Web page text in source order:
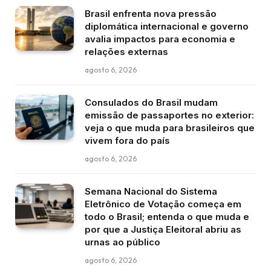
Brasil enfrenta nova pressão
diplomática internacional e governo
avalia impactos para economia e
relações externas
agosto 6, 2026
Consulados do Brasil mudam
emissão de passaportes no exterior:
veja o que muda para brasileiros que
vivem fora do país
agosto 6, 2026
Semana Nacional do Sistema
Eletrônico de Votação começa em
todo o Brasil; entenda o que muda e
por que a Justiça Eleitoral abriu as
urnas ao público
agosto 6, 2026